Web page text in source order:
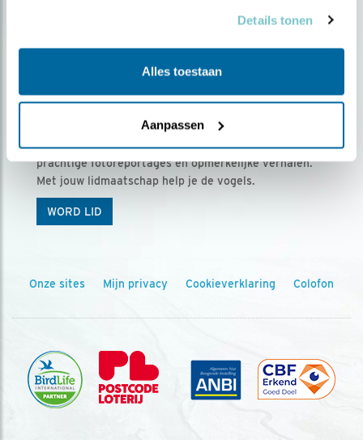
Details tonen
Alles toestaan
Aanpassen
Ontvang 5 x Vogels voor € 36,00 per jaar
Vogels is het tijdschrift voor onze leden, met
prachtige fotoreportages en opmerkelijke verhalen.
Met jouw lidmaatschap help je de vogels.
WORD LID
Onze sites Mijn privacy Cookieverklaring Colofon